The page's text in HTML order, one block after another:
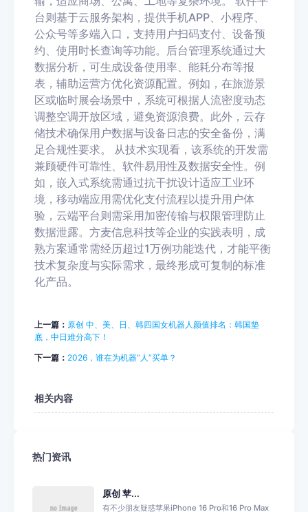
台则基于云服务架构，提供手机APP、小程序、
公众号等多端入口，支持用户扫码支付、设备预
约、使用时长查询等功能。后台管理系统通过大
数据分析，可生成设备使用率、能耗分布等报
表，辅助运营方优化资源配置。例如，在旅游景
区或临时展会场景中，系统可根据人流密度动态
调整空调开放区域，避免资源浪费。此外，云存
储技术确保用户数据与设备日志的安全备份，满
足合规性要求。 从技术实现看，该系统的开发需
兼顾硬件可靠性、软件易用性及数据安全性。例
如，嵌入式系统需通过抗干扰设计适应工业环
境，移动端应用需优化支付流程以提升用户体
验，云端平台则需采用加密传输与权限管理防止
数据泄露。方麦信息科技等企业的实践表明，成
熟方案通常需经历超过1万例功能迭代，才能平衡
技术复杂度与实际需求，最终形成可复制的标准
化产品。
上一篇： 原创 中、美、日、韩四国女机器人颜值排名：韩国垫
底，中日难分高下！
下一篇： 2026，谁在为机器“人”买单？
相关内容
热门资讯
原创 苹...
有不少朋友疑惑苹果iPhone 16 Pro和16 Pro Max